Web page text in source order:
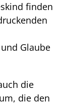
finden
Glaube
die
die den